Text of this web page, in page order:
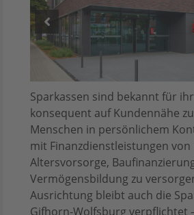
Sparkassen sind bekannt für
konsequent auf Kundennähe
Menschen in persönlichem
mit Finanzdienstleistungen von
Altersvorsorge,
Vermögensbildung zu
Ausrichtung bleibt auch die
Gifhorn-Wolfsburg verpflichtet